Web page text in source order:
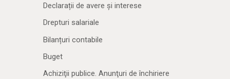
Declarații de avere și interese
Drepturi salariale
Bilanțuri contabile
Buget
Achiziţii publice. Anunţuri de închiriere